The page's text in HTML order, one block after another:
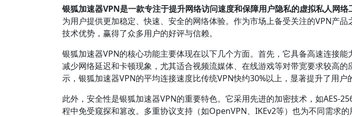
银狐加速器VPN是一款专注于提升网络访问速度和保障用户隐私的虚拟私人网络
为用户提供更加稳定、快速、安全的网络体验。作为市场上备受关注的VPN产
技术优势，赢得了众多用户的好评与信赖。
银狐加速器VPN的核心功能主要体现在以下几个方面。首先，它具备高速连接
减少网络延迟和卡顿现象，尤其适合视频流媒体、在线游戏等对带宽要求较高
示，银狐加速器VPN的平均连接速度比传统VPN快约30%以上，显著提升了用户
此外，安全性是银狐加速器VPN的重要特色。它采用先进的加密技术，如AES-
程中免受窥探和篡改。多重协议支持（如OpenVPN、IKEv2等）也为不同需求